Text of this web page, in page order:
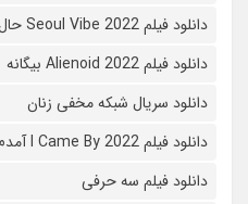
دانلود فیلم Seoul Vibe 2022 حال و هوای سئول
دانلود فیلم Alienoid 2022 بیگانه
دانلود سریال شبکه مخفی زنان
دانلود فیلم I Came By 2022 آمدم
دانلود فیلم سه حرفی